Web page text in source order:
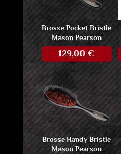
Brosse Pocket Bristle
Mason Pearson
129,00€
Brosse Handy Bristle
Mason Pearson